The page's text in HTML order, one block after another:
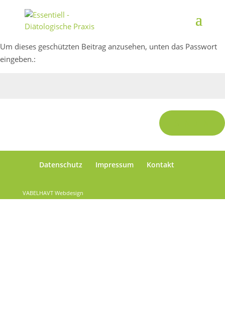
Um dieses geschützten Beitrag anzusehen, unten das Passwort
eingeben.:
Datenschutz Impressum Kontakt
VABELHAVT Webdesign